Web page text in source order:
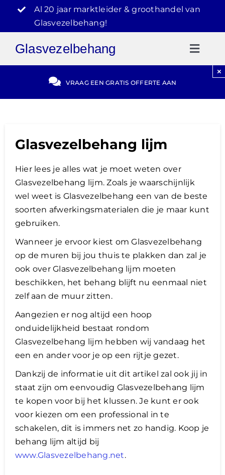
inhoud
Al 20 jaar marktleider & groothandel van
Glasvezelbehang!
Glasvezelbehang
Gratis Offerte
Video Reviews
030-2072303
VRAAG EEN GRATIS OFFERTE AAN
×
Glasvezelbehang lijm
Hier lees je alles wat je moet weten over
Glasvezelbehang lijm. Zoals je waarschijnlijk
wel weet is Glasvezelbehang een van de beste
soorten afwerkingsmaterialen die je maar kunt
gebruiken.
Wanneer je ervoor kiest om Glasvezelbehang
op de muren bij jou thuis te plakken dan zal je
ook over Glasvezelbehang lijm moeten
beschikken, het behang blijft nu eenmaal niet
zelf aan de muur zitten.
Aangezien er nog altijd een hoop
onduidelijkheid bestaat rondom
Glasvezelbehang lijm hebben wij vandaag het
een en ander voor je op een rijtje gezet.
Dankzij de informatie uit dit artikel zal ook jij in
staat zijn om eenvoudig Glasvezelbehang lijm
te kopen voor bij het klussen. Je kunt er ook
voor kiezen om een professional in te
schakelen, dit is immers net zo handig. Koop je
behang lijm altijd bij
www.Glasvezelbehang.net.